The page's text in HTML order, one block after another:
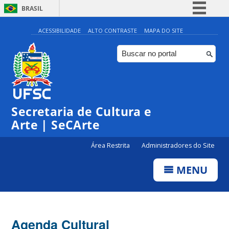
BRASIL
Simplifique!
Comunica BR
Participe
ACESSIBILIDADE ALTO CONTRASTE MAPA DO SITE
Secretaria de Cultura e
Arte | SeCArte
Área Restrita Administradores do Site
MENU
Agenda Cultural